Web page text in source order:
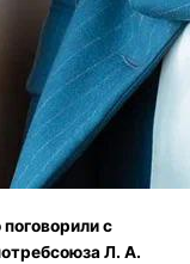
с
Л. А.